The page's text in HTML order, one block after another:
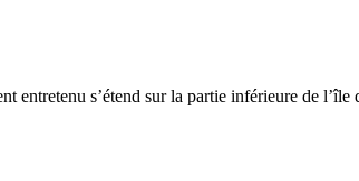
s’étend sur la partie inférieure de